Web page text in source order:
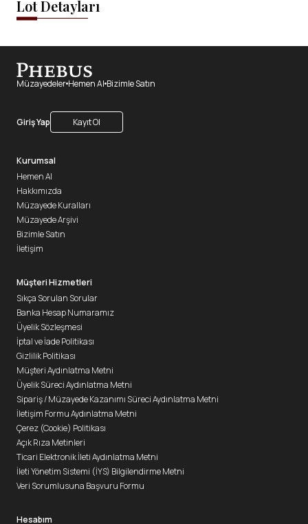
Lot Detayları
Müzayedeler Hemen Al Bizimle Satın
Giriş Yap Kayıt Ol
Kurumsal
Hemen Al
Hakkımızda
Müzayede Kuralları
Müzayede Arşivi
Bizimle Satın
İletişim
Müşteri Hizmetleri
Sıkça Sorulan Sorular
Banka Hesap Numaramız
Üyelik Sözleşmesi
İptal ve İade Politikası
Gizlilik Politikası
Müşteri Aydınlatma Metni
Üyelik Süreci Aydınlatma Metni
Sipariş / Müzayede Kazanımı Süreci Aydınlatma Metni
İletişim Formu Aydınlatma Metni
Çerez (Cookie) Politikası
Açık Rıza Metinleri
Ticari Elektronik İleti Aydınlatma Metni
İleti Yönetim Sistemi (İYS) Bilgilendirme Metni
Veri Sorumlusuna Başvuru Formu
Hesabım